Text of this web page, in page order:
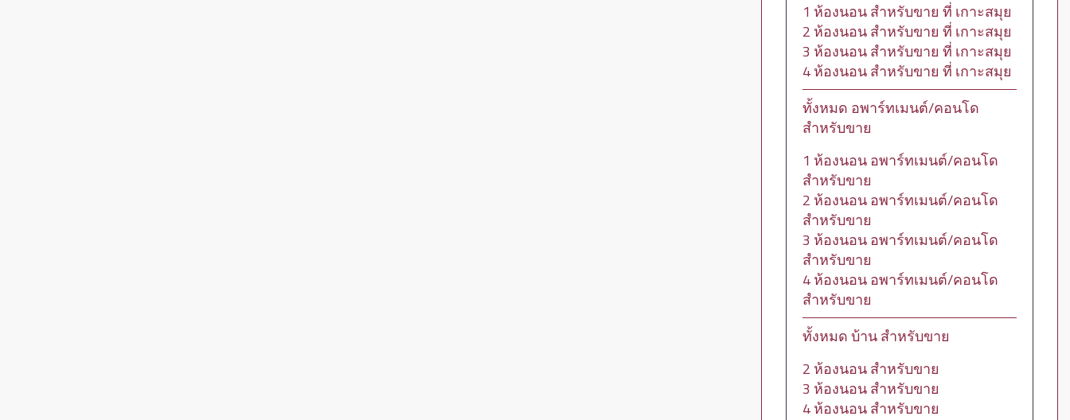
1 ห้องนอน สำหรับขาย ที่ เกาะสมุย
2 ห้องนอน สำหรับขาย ที่ เกาะสมุย
3 ห้องนอน สำหรับขาย ที่ เกาะสมุย
4 ห้องนอน สำหรับขาย ที่ เกาะสมุย
ทั้งหมด อพาร์ทเมนต์/คอนโด
สำหรับขาย
1 ห้องนอน อพาร์ทเมนต์/คอนโด
สำหรับขาย
2 ห้องนอน อพาร์ทเมนต์/คอนโด
สำหรับขาย
3 ห้องนอน อพาร์ทเมนต์/คอนโด
สำหรับขาย
4 ห้องนอน อพาร์ทเมนต์/คอนโด
สำหรับขาย
ทั้งหมด บ้าน สำหรับขาย
2 ห้องนอน สำหรับขาย
3 ห้องนอน สำหรับขาย
4 ห้องนอน สำหรับขาย